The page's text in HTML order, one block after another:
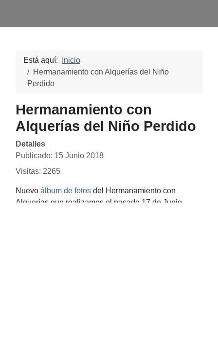
Está aquí:
Inicio
Hermanamiento con Alquerías del Niño
Perdido
Hermanamiento con
Alquerías del Niño Perdido
Detalles
Publicado: 15 Junio 2018
Visitas: 2265
Nuevo álbum de fotos del Hermanamiento con
Alquerías que realizamos el pasado 17 de Junio.